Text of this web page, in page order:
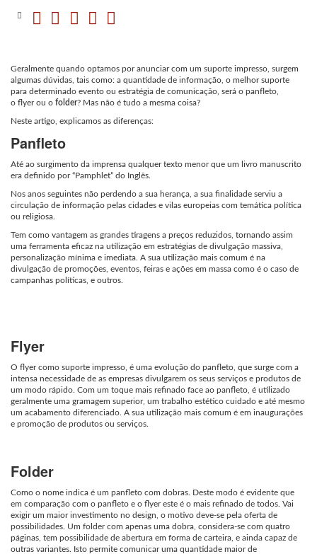
Geralmente quando optamos por anunciar com um suporte impresso, surgem
algumas dúvidas, tais como: a quantidade de informação, o melhor suporte
para determinado evento ou estratégia de comunicação, será o panfleto,
o flyer ou o folder? Mas não é tudo a mesma coisa?
Neste artigo, explicamos as diferenças:
Panfleto
Até ao surgimento da imprensa qualquer texto menor que um livro manuscrito
era definido por “Pamphlet” do Inglês.
Nos anos seguintes não perdendo a sua herança, a sua finalidade serviu a
circulação de informação pelas cidades e vilas europeias com temática política
ou religiosa.
Tem como vantagem as grandes tiragens a preços reduzidos, tornando assim
uma ferramenta eficaz na utilização em estratégias de divulgação massiva,
personalização mínima e imediata. A sua utilização mais comum é na
divulgação de promoções, eventos, feiras e ações em massa como é o caso de
campanhas políticas, e outros.
Flyer
O flyercomo suporte impresso, é uma evolução do panfleto, que surge com a
intensa necessidade de as empresas divulgarem os seus serviços e produtos de
um modo rápido. Com um toque mais refinado face ao panfleto, é utilizado
geralmente uma gramagem superior, um trabalho estético cuidado e até mesmo
um acabamento diferenciado. A sua utilização mais comum é em inaugurações
e promoção de produtos ou serviços.
Folder
Como o nome indica é um panfleto com dobras. Deste modo é evidente que
em comparação com o panfleto e o flyereste é o mais refinado de todos. Vai
exigir um maior investimento no design, o motivo deve-se pela oferta de
possibilidades. Um foldercom apenas uma dobra, considera-se com quatro
páginas, tem possibilidade de abertura em forma de carteira , e ainda capaz de
outras variantes. Isto permite comunicar uma quantidade maior de